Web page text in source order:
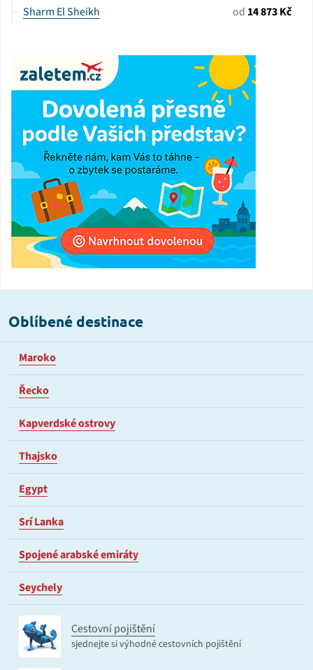
Sharm El Sheikh
od 14 873 Kč
Oblíbené destinace
Maroko
Řecko
Kapverdské ostrovy
Thajsko
Egypt
Srí Lanka
Spojené arabské emiráty
Seychely
Cestovní pojištění
sjednejte si výhodné cestovních pojištění